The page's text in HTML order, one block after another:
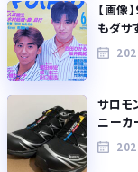
【画像
もダサ
サロモ
ニーカ